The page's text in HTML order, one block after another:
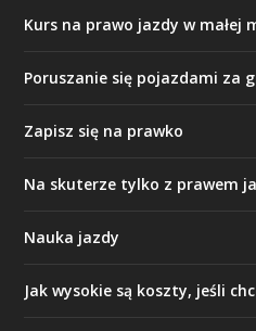
Kurs na prawo jazdy w małej
Poruszanie się pojazdami za
Zapisz się na prawko
Na skuterze tylko z prawem
Nauka jazdy
Jak wysokie są koszty, jeśli